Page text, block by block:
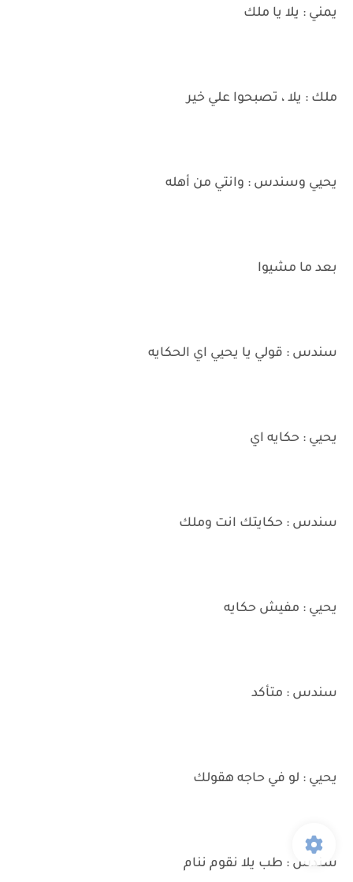
يمني : يلا يا ملك
ملك : يلا ، تصبحوا علي خير
يحيي وسندس : وانتي من أهله
بعد ما مشيوا
سندس : قولي يا يحيي اي الحكايه
يحيي : حكايه اي
سندس : حكايتك انت وملك
يحيي : مفيش حكايه
سندس : متأكد
يحيي : لو في حاجه هقولك
سندس : طب يلا نقوم ننام